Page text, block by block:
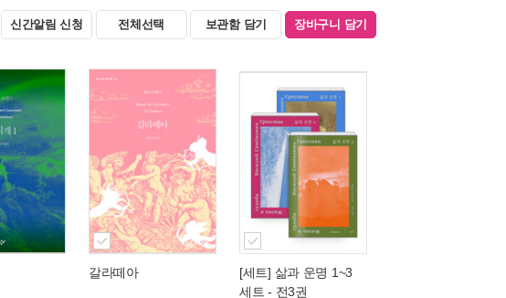
신간알림 신청 전체선택 보관함 담기 장바구니 담기
갈라떼아
[세트] 삶과 운명 1~3
세트 - 전3권